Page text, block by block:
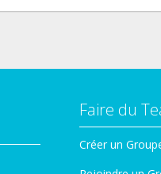
Faire du
Créer un